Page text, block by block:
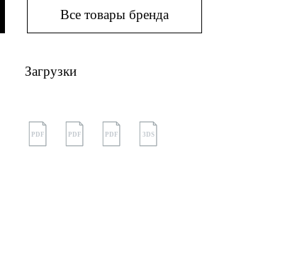
Все товары бренда
Загрузки
PDF PDF PDF 3DS